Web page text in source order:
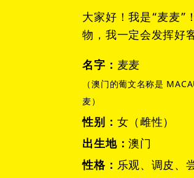
大家好！我是“麦麦”
物，我一定会发挥好
名字： 麦麦
（澳门的葡文名称是
麦）
性别： 女（雌性）
出生地：澳门
性格： 乐观、调皮、